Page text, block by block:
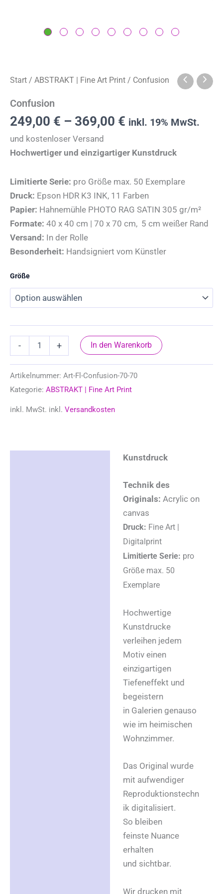
Start / ABSTRAKT | Fine Art Print / Confusion
Confusion
249,00 € – 369,00 € inkl. 19% MwSt.
und kostenloser Versand
Hochwertiger und einzigartiger Kunstdruck
Limitierte Serie: pro Größe max. 50 Exemplare
Druck: Epson HDR K3 INK, 11 Farben
Papier: Hahnemühle PHOTO RAG SATIN 305 gr/m²
Formate: 40 x 40 cm | 70 x 70 cm, 5 cm weißer Rand
Versand: In der Rolle
Besonderheit: Handsigniert vom Künstler
Größe
- + In den Warenkorb
Artikelnummer: Art-Fl-Confusion-70-70
Kategorie: ABSTRAKT | Fine Art Print
inkl. MwSt. inkl. Versandkosten
Kunstdruck
Technik des
Originals: Acrylic on
canvas
Druck: Fine Art |
Digitalprint
Limitierte Serie: pro
Größe max. 50
Exemplare
Hochwertige
Kunstdrucke
verleihen jedem
Motiv einen
einzigartigen
Tiefeneffekt und
begeistern
in Galerien genauso
wie im heimischen
Wohnzimmer.
Das Original wurde
mit aufwendiger
Reproduktionstechn
ik digitalisiert.
So bleiben
feinste Nuance
erhalten
und sichtbar.
Wir drucken mit